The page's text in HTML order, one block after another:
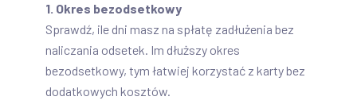
1. Okres bezodsetkowy
Sprawdź, ile dni masz na spłatę zadłużenia bez
naliczania odsetek. Im dłuższy okres
bezodsetkowy, tym łatwiej korzystać z karty bez
dodatkowych kosztów.